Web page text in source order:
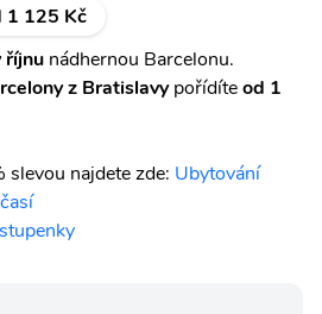
1 125 Kč
říjnu nádhernou Barcelonu.
z Bratislavypořídíteod 1
najdete zde: Ubytování